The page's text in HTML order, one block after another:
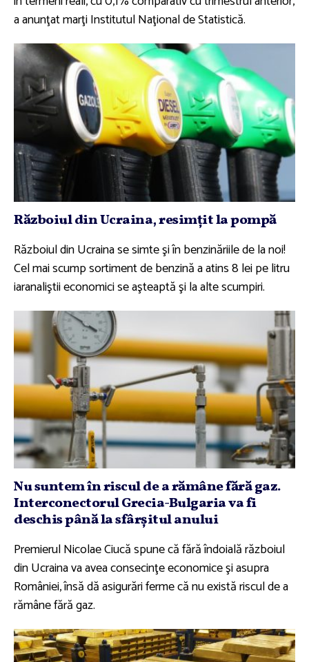
a anunţat marţi Institutul Naţional de Statistică.
Războiul din Ucraina, resimţit la pompă
Războiul din Ucraina se simte şi în benzinăriile de la noi!
Cel mai scump sortiment de benzină a atins 8 lei pe litru
iaranaliştii economici se aşteaptă şi la alte scumpiri.
Nu suntem în riscul de a rămâne fără gaz.
Interconectorul Grecia-Bulgaria va fi
deschis până la sfârşitul anului
Premierul Nicolae Ciucă spune că fără îndoială războiul
din Ucraina va avea consecinţe economice şi asupra
României, însă dă asigurări ferme că nu există riscul de a
rămâne fără gaz.